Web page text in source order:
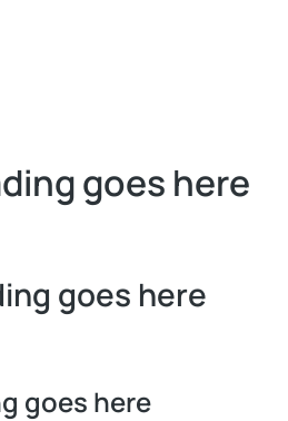
goes here
goes here
goes here